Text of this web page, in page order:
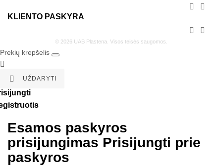


KLIENTO PASKYRA


© 2026 UAB Plastena. Visos teisės saugomos.
Prekių krepšelis


UŽDARYTI
Esamos paskyros
prisijungimas Prisijungti prie
paskyros